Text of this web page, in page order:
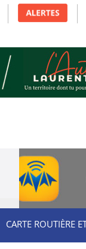
CARTE ROUTIÈRE